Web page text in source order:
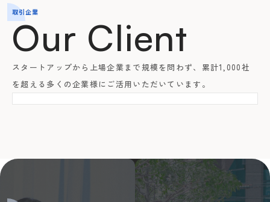
取引企業
Our Client
スタートアップから上場企業まで規模を問わず、累計1,000社
を超える多くの企業様にご活用いただいています。